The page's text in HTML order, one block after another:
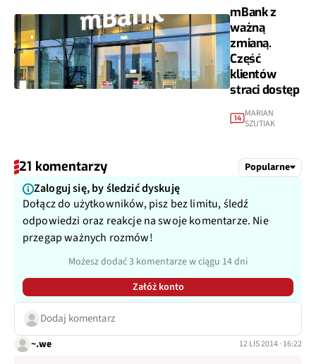
mBank z
ważną
zmianą.
Część
klientów
straci dostęp
14 MARIAN
SZUTIAK
21 komentarzy Popularne
Zaloguj się, by śledzić dyskuję
Dołącz do użytkowników, pisz bez limitu, śledź
odpowiedzi oraz reakcje na swoje komentarze. Nie
przegap ważnych rozmów!
Możesz dodać 3 komentarze w ciągu 14 dni
Załóż konto
Dodaj komentarz
~.we 12 LIS 2014 · 16:22